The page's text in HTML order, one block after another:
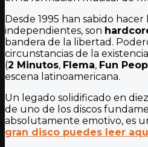
Desde 1995 han sabido
independientes, son
bandera de la libertad.
circunstancias de la
(2 Minutos, Flema, Fun
escena latinoamericana.
Un legado solidificado en
de uno de los discos
absolutamente emotivo, es
gran disco puedes leer